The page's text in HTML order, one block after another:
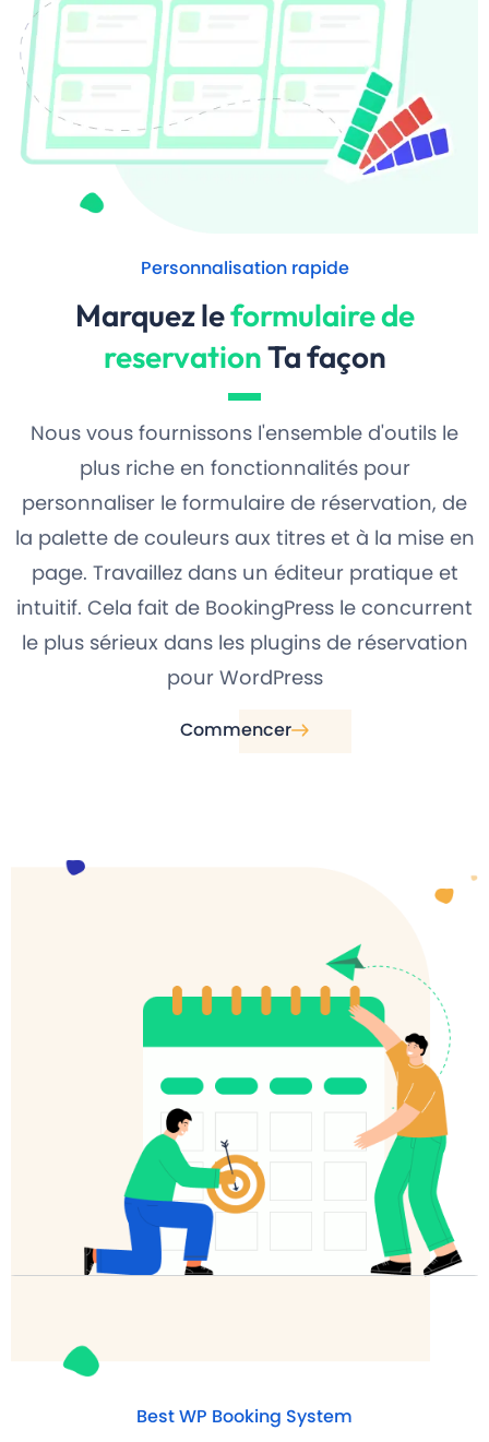
Personnalisation rapide
Marquez leformulaire de
reservationTa façon
Nous vous fournissons l'ensemble d'outils le
plus riche en fonctionnalités pour
personnaliser le formulaire de réservation, de
la palette de couleurs aux titres et à la mise en
page. Travaillez dans un éditeur pratique et
intuitif. Cela fait de BookingPress le concurrent
le plus sérieux dans les plugins de réservation
pour WordPress
Commencer
Best WP Booking System